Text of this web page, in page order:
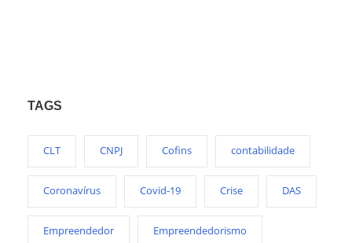
TAGS
CLT CNPJ Cofins contabilidade
Coronavírus Covid-19 Crise DAS
Empreendedor Empreendedorismo